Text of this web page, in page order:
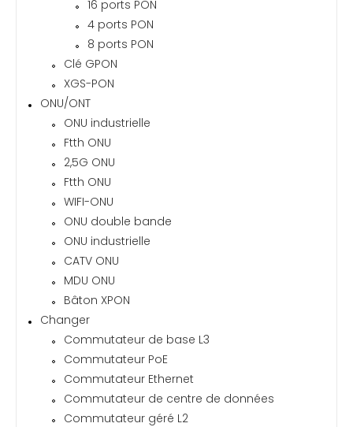
16 ports PON
4 ports PON
8 ports PON
Clé GPON
XGS-PON
ONU/ONT
ONU industrielle
Ftth ONU
2,5G ONU
Ftth ONU
WIFI-ONU
ONU double bande
ONU industrielle
CATV ONU
MDU ONU
Bâton XPON
Changer
Commutateur de base L3
Commutateur PoE
Commutateur Ethernet
Commutateur de centre de données
Commutateur géré L2